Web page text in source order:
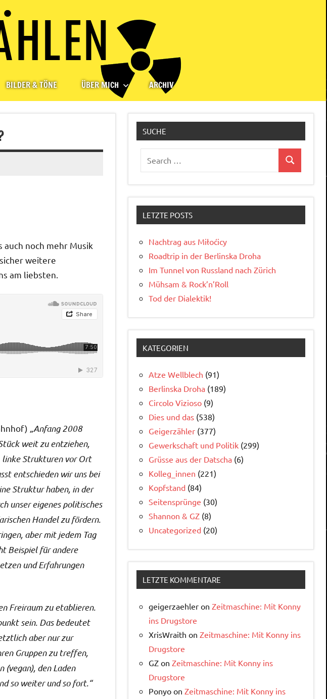
BILDER & TÖNE ÜBER MICH ARCHIV
auch noch mehr Musik
weitere
am liebsten.
„Anfang 2008
weit zu entziehen,
Strukturen vor Ort
entschieden wir uns bei
Struktur haben, in der
unser eigenes politisches
Handel zu fördern.
aber mit jedem Tag
Beispiel für andere
und Erfahrungen
Freiraum zu etablieren.
sein. Das bedeutet
aber nur zur
Gruppen zu treffen,
(vegan), den Laden
so weiter und so fort.“
SUCHE
for:
Search
LETZTE POSTS
Nachtrag aus Miłoćicy
Roadtrip in der Berlinska Droha
Im Tunnel von Russland nach Zürich
Mühsam & Rock’n’Roll
Tod der Dialektik!
KATEGORIEN
Atze Wellblech (91)
Berlinska Droha (189)
Circolo Vizioso (9)
Dies und das (538)
Geigerzähler (377)
Gewerkschaft und Politik (299)
Grüsse aus der Datscha (6)
Kolleg_innen (221)
Kopfstand (84)
Seitensprünge (30)
Shannon & GZ (8)
Uncategorized (20)
LETZTE KOMMENTARE
geigerzaehler on Zeitmaschine: Mit Konny
ins Drugstore
XrisWraith on Zeitmaschine: Mit Konny ins
Drugstore
GZ on Zeitmaschine: Mit Konny ins
Drugstore
Ponyo on Zeitmaschine: Mit Konny ins